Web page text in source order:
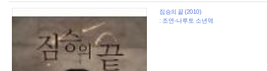
짐승의 끝 (2010)
: 조연-나루토 소년역